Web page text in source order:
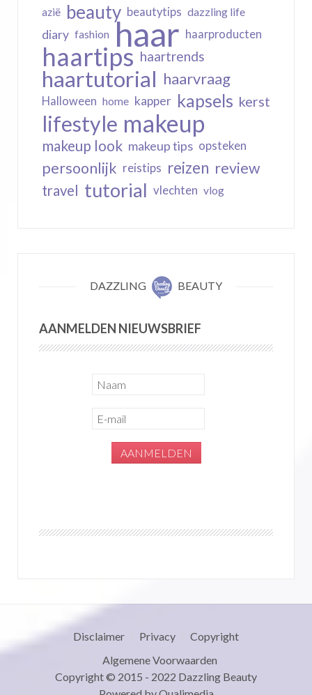
azië beauty beautytips dazzling life
diary fashion haar haarproducten
haartips haartrends
haartutorial haarvraag
Halloween home kapper kapsels kerst
lifestyle makeup
makeup look makeup tips opsteken
persoonlijk reistips reizen review
travel tutorial vlechten vlog
DAZZLING BEAUTY
AANMELDEN NIEUWSBRIEF
Disclaimer Privacy
Copyright
Algemene Voorwaarden
Copyright © 2015 - 2022 Dazzling Beauty